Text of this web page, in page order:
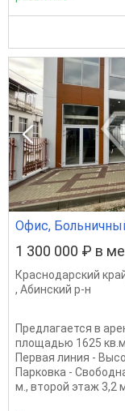
Офис,
1 300 000 ₽ в
Краснодарский
, Абинский р-н
Предлагается в
площадью 1625
Первая линия -
Парковка -
м., второй этаж 3,2